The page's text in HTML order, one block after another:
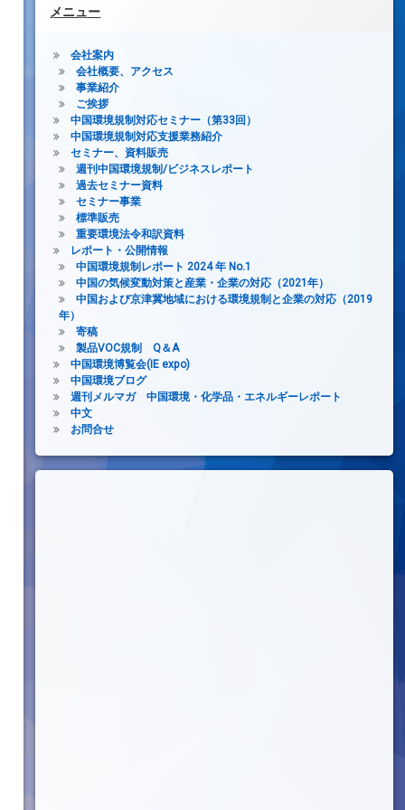
メニュー
会社案内
会社概要、アクセス
事業紹介
ご挨拶
中国環境規制対応セミナー（第33回）
中国環境規制対応支援業務紹介
セミナー、資料販売
週刊中国環境規制/ビジネスレポート
過去セミナー資料
セミナー事業
標準販売
重要環境法令和訳資料
レポート・公開情報
中国環境規制レポート 2024 年 No.1
中国の気候変動対策と産業・企業の対応（2021年）
中国および京津冀地域における環境規制と企業の対応（2019
年）
寄稿
製品VOC規制 Q＆A
中国環境博覧会(IE expo)
中国環境ブログ
週刊メルマガ 中国環境・化学品・エネルギーレポート
中文
お問合せ